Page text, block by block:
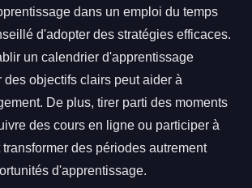
dans un emploi du temps
d'adopter des stratégies efficaces.
un calendrier d'apprentissage
des objectifs clairs peut aider à
De plus, tirer parti des moments
des cours en ligne ou participer à
des périodes autrement
d'apprentissage.